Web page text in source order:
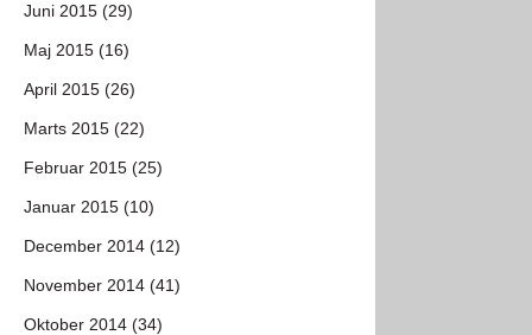
Juni 2015 (29)
Maj 2015 (16)
April 2015 (26)
Marts 2015 (22)
Februar 2015 (25)
Januar 2015 (10)
December 2014 (12)
November 2014 (41)
Oktober 2014 (34)